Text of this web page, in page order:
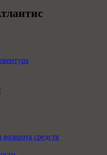
средств